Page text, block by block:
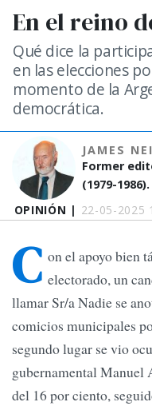
OPINIÓN | 22-05-2025
En el reino
Qué dice la
en las elecciones
momento de la
democrática.
JAMES
Former
(1979-1986).
C on el apoyo bien
electorado, un
llamar Sr/a Nadie se
comicios municipales
segundo lugar se vio
gubernamental Manuel
del 16 por ciento,